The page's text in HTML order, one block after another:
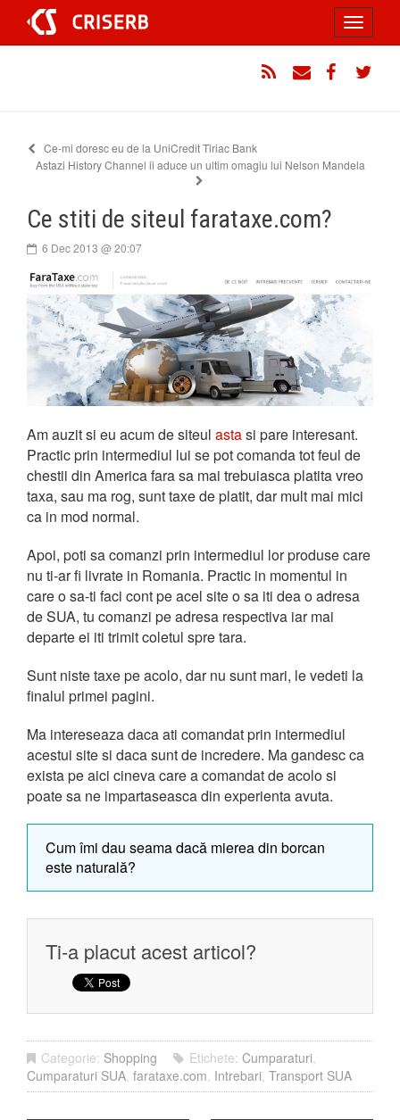
conținut
Toggle
Ce-mi doresc eu de la UniCredit Tiriac Bank
Astazi History Channel ii aduce un ultim omagiu lui Nelson Mandela
Ce stiti de siteul farataxe.com?
6 Dec 2013 @ 20:07
Am auzit si eu acum de siteul astasi pare interesant.
Practic prin intermediul lui se pot comanda tot feul de
chestii din America fara sa mai trebuiasca platita vreo
taxa, sau ma rog, sunt taxe de platit, dar mult mai mici
ca in mod normal.
Apoi, poti sa comanzi prin intermediul lor produse care
nu ti-ar fi livrate in Romania. Practic in momentul in
care o sa-ti faci cont pe acel site o sa iti dea o adresa
de SUA, tu comanzi pe adresa respectiva iar mai
departe ei iti trimit coletul spre tara.
Sunt niste taxe pe acolo, dar nu sunt mari, le vedeti la
finalul primei pagini.
Ma intereseaza daca ati comandat prin intermediul
acestui site si daca sunt de incredere. Ma gandesc ca
exista pe aici cineva care a comandat de acolo si
poate sa ne impartaseasca din experienta avuta.
Cum îmi dau seama dacă mierea din borcan
este naturală?
Ti-a placut acest articol?
Categorie: Shopping Etichete: Cumparaturi,
Cumparaturi SUA, farataxe.com, Intrebari, Transport SUA